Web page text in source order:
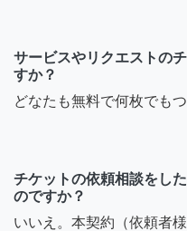
サービスやリクエストの
すか？
どなたも無料で何枚でも
チケットの依頼相談をし
のですか？
いいえ。本契約（依頼者